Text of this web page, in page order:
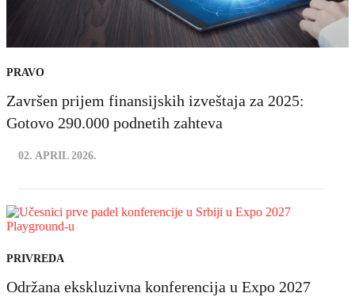
PRAVO
Završen prijem finansijskih izveštaja za 2025:
Gotovo 290.000 podnetih zahteva
02. APRIL 2026.
PRIVREDA
Održana ekskluzivna konferencija u Expo 2027